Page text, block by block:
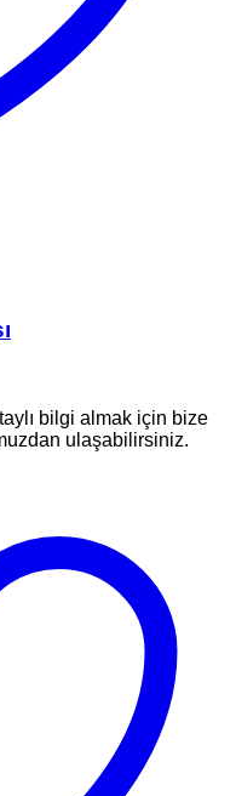
bilgi almak için bize
ulaşabilirsiniz.